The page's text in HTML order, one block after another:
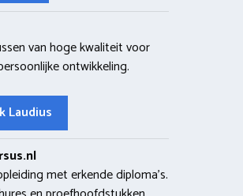
van hoge kwaliteit voor
ontwikkeling.
Laudius
met erkende diploma’s.